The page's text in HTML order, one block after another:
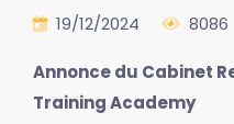
19/12/2024 8086
Annonce du Cabinet
Training Academy